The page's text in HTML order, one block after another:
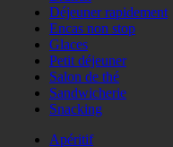
Déjeuner rapidement
Encas non stop
Glaces
Petit déjeuner
Salon de thé
Sandwicherie
Snacking
Apéritif